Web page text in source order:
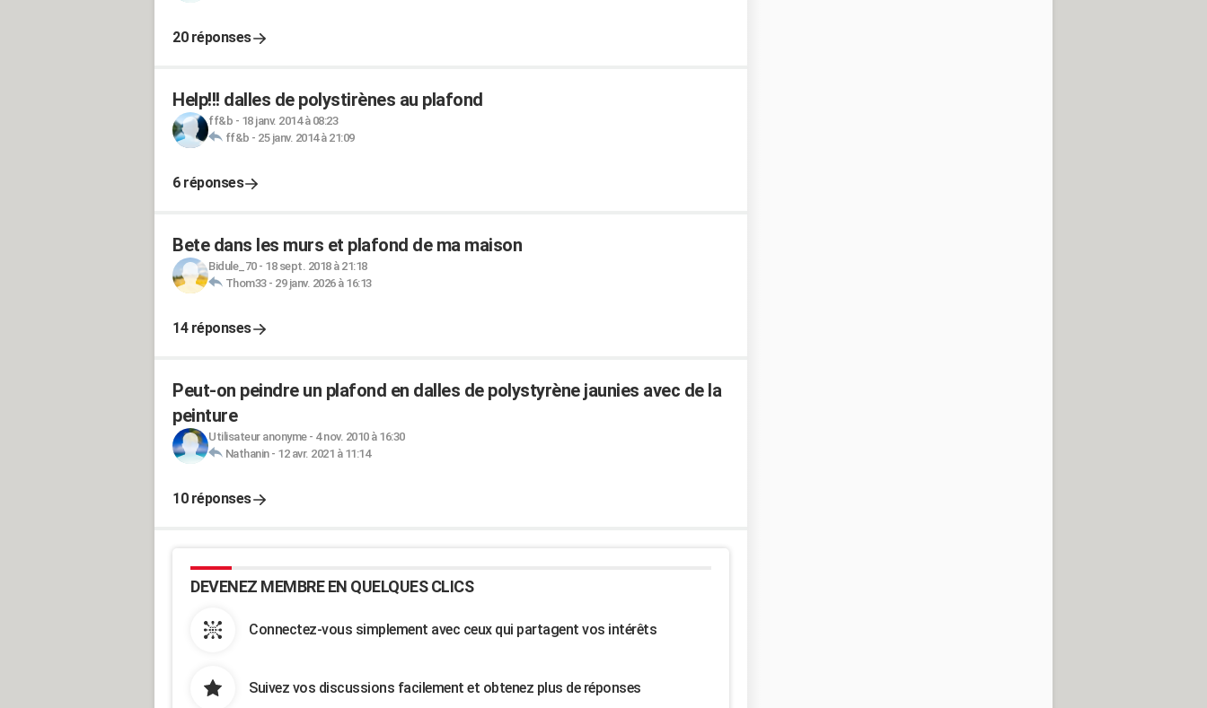
20 réponses
Help!!! dalles de polystirènes au plafond
ff&b - 18 janv. 2014 à 08:23
ff&b - 25 janv. 2014 à 21:09
6 réponses
Bete dans les murs et plafond de ma maison
Bidule_70- 18 sept. 2018 à 21:18
Thom33- 29 janv. 2026 à 16:13
14 réponses
Peut-on peindre un plafond en dalles de polystyrène jaunies avec de la
peinture
Utilisateur anonyme- 4 nov. 2010 à 16:30
Nathanin- 12 avr. 2021 à 11:14
10 réponses
DEVENEZ MEMBRE EN QUELQUES CLICS
Connectez-vous simplement avec ceux qui partagent vos intérêts
Suivez vos discussions facilement et obtenez plus de réponses